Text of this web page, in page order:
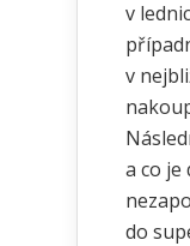
v
v
a co je
do